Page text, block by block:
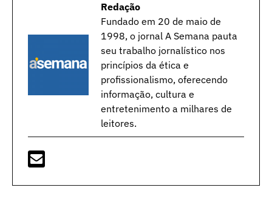
Redação
Fundado em 20 de maio de
1998, o jornal A Semana pauta
seu trabalho jornalístico nos
princípios da ética e
profissionalismo, oferecendo
informação, cultura e
entretenimento a milhares de
leitores.